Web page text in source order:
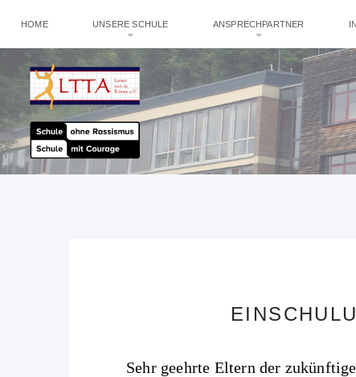
HOME UNSERE SCHULE ANSPRECHPARTNER
Sehr geehrte Eltern der